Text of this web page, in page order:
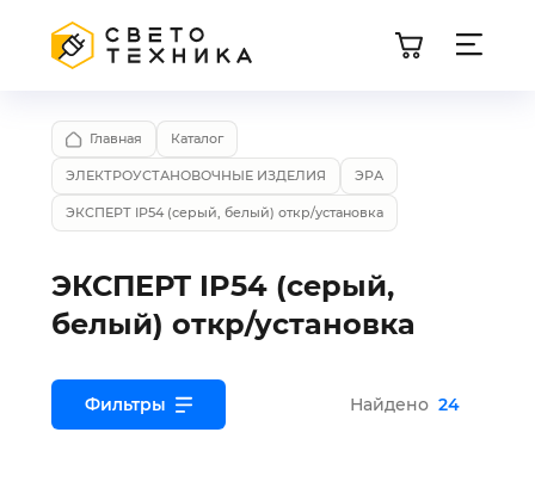
Главная Каталог
ЭЛЕКТРОУСТАНОВОЧНЫЕ ИЗДЕЛИЯ ЭРА
ЭКСПЕРТ IP54 (серый, белый) откр/установка
ЭКСПЕРТ IP54 (серый,
белый) откр/установка
Фильтры Найдено 24